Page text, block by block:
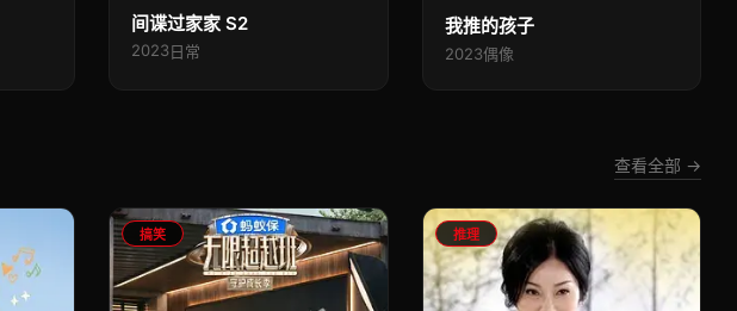
间谍过家家 S2
2023日常
我推的孩子
2023偶像
查看全部 →
搞笑 推理